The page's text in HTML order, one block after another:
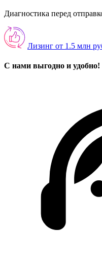
Диагностика перед
Лизинг от 1.5 млн
С нами выгодно и удобно!